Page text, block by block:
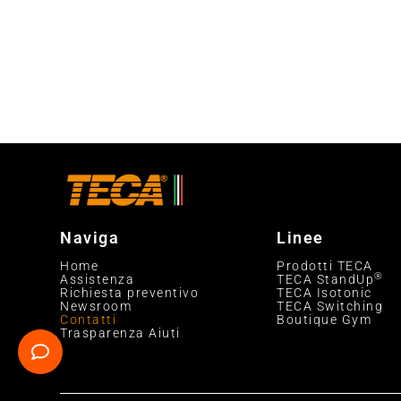
Naviga
Home
Assistenza
Richiesta preventivo
Newsroom
Contatti
Trasparenza Aiuti
Linee
Prodotti TECA
TECA StandUp®
TECA Isotonic
TECA Switching
Boutique Gym